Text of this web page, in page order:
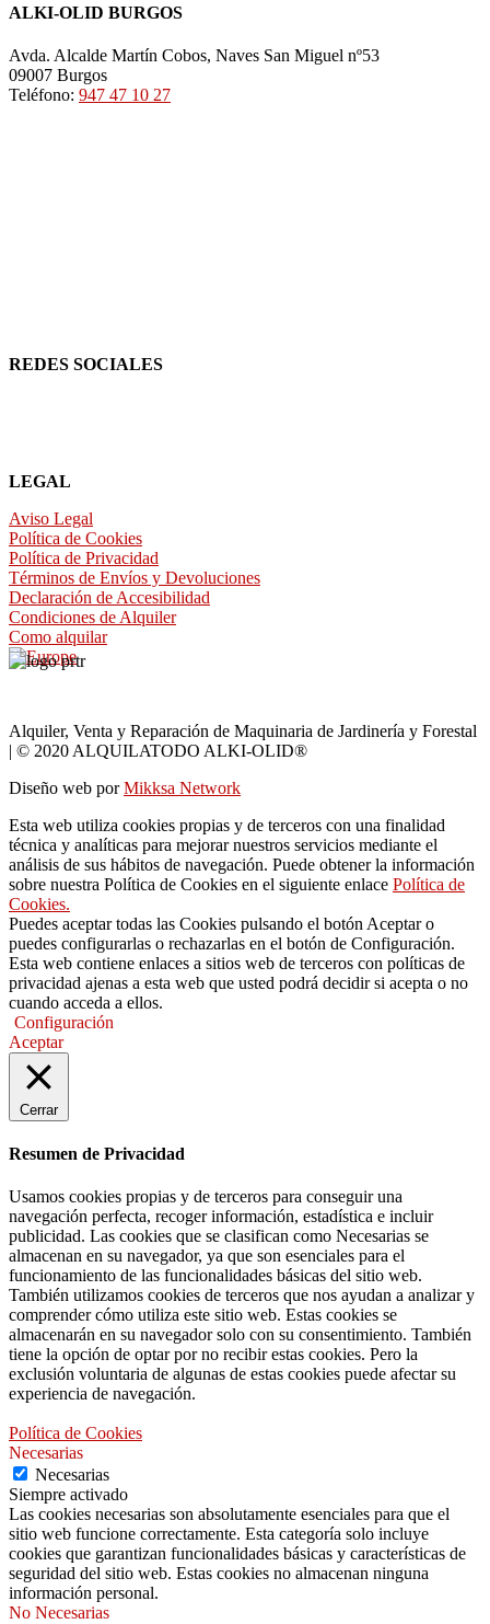
ALKI-OLID BURGOS
Avda. Alcalde Martín Cobos, Naves San Miguel nº53
09007 Burgos
Teléfono: 947 47 10 27
REDES SOCIALES
LEGAL
Aviso Legal
Política de Cookies
Política de Privacidad
Términos de Envíos y Devoluciones
Declaración de Accesibilidad
Condiciones de Alquiler
Como alquilar
Alquiler, Venta y Reparación de Maquinaria de Jardinería y Forestal
| © 2020 ALQUILATODO ALKI-OLID®
Diseño web porMikksa Network
Esta web utiliza cookies propias y de terceros con una finalidad
técnica y analíticas para mejorar nuestros servicios mediante el
análisis de sus hábitos de navegación. Puede obtener la información
sobre nuestra Política de Cookies en el siguiente enlace Política de
Cookies.
Puedes aceptar todas las Cookies pulsando el botón Aceptar o
puedes configurarlas o rechazarlas en el botón de Configuración.
Esta web contiene enlaces a sitios web de terceros con políticas de
privacidad ajenas a esta web que usted podrá decidir si acepta o no
cuando acceda a ellos.
Configuración
Aceptar
Cerrar
Resumen de Privacidad
Usamos cookies propias y de terceros para conseguir una
navegación perfecta, recoger información, estadística e incluir
publicidad. Las cookies que se clasifican como Necesarias se
almacenan en su navegador, ya que son esenciales para el
funcionamiento de las funcionalidades básicas del sitio web.
También utilizamos cookies de terceros que nos ayudan a analizar y
comprender cómo utiliza este sitio web. Estas cookies se
almacenarán en su navegador solo con su consentimiento. También
tiene la opción de optar por no recibir estas cookies. Pero la
exclusión voluntaria de algunas de estas cookies puede afectar su
experiencia de navegación.
Política de Cookies
Necesarias
Necesarias
Siempre activado
Las cookies necesarias son absolutamente esenciales para que el
sitio web funcione correctamente. Esta categoría solo incluye
cookies que garantizan funcionalidades básicas y características de
seguridad del sitio web. Estas cookies no almacenan ninguna
información personal.
No Necesarias